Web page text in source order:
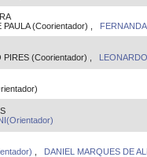
PAULA (Coorientador) ,
PIRES (Coorientador) ,
DANIEL MARQUES DE